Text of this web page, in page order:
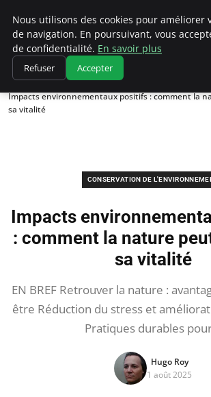
Climatedebtagents
Accueil
Conservation de l'environnement
Impacts environnementaux positifs : comment la
sa vitalité
CONSERVATION DE
Impacts
: comment la nature
sa vitalité
EN BREF Retrouver la nature :
être Réduction du stress et
Pratiques durables
Hugo Roy
1 août 2025
Nous utilisons des cookies pour améliorer
de navigation. En poursuivant, vous
de confidentialité. En savoir plus
Refuser Accepter